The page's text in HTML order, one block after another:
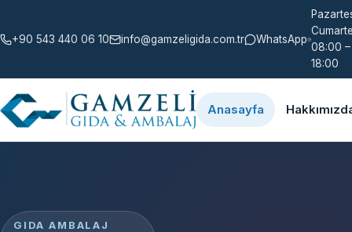
+90 543 440 06 10 info@gamzeligida.com.tr WhatsApp
08:00 –
18:00
Anasayfa
GIDA AMBALAJ